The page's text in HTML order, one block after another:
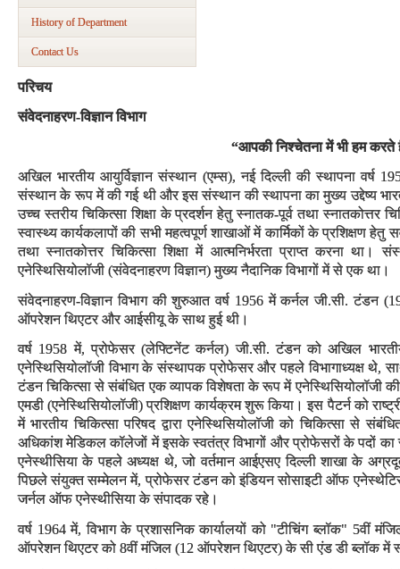
History of Department
Contact Us
परिचय
संवेदनाहरण-विज्ञान विभाग
“आपकी निश्चेतना में भी हम
अखिल भारतीय आयुर्विज्ञान संस्थान (एम्स), नई दिल्ली की स्थापना वर्ष
संस्थान के रूप में की गई थी और इस संस्थान की स्थापना का मुख्य उद्देष्य
उच्च स्तरीय चिकित्सा शिक्षा के प्रदर्शन हेतु स्नातक-पूर्व तथा स्नातकोत्तर
स्वास्थ्य कार्यकलापों की सभी महत्वपूर्ण शाखाओं में कार्मिकों के प्रशिक्षण हेतु
तथा स्नातकोत्तर चिकित्सा शिक्षा में आत्मनिर्भरता प्राप्त करना
एनेस्थिसियोलॉजी (संवेदनाहरण विज्ञान) मुख्य नैदानिक विभागों में से एक था।
संवेदनाहरण-विज्ञान विभाग की शुरुआत वर्ष 1956 में कर्नल जी.सी. टंडन
ऑपरेशन थिएटर और आईसीयू के साथ हुई थी।
वर्ष 1958 में, प्रोफेसर (लेफ्टिनेंट कर्नल) जी.सी. टंडन को अखिल
एनेस्थिसियोलॉजी विभाग के संस्थापक प्रोफेसर और पहले विभागाध्यक्ष थे,
टंडन चिकित्सा से संबंधित एक व्यापक विशेषता के रूप में एनेस्थिसियोलॉजी की
एमडी (एनेस्थिसियोलॉजी) प्रशिक्षण कार्यक्रम शुरू किया। इस पैटर्न को
में भारतीय चिकित्सा परिषद द्वारा एनेस्थिसियोलॉजी को चिकित्सा से
अधिकांश मेडिकल कॉलेजों में इसके स्वतंत्र विभागों और प्रोफेसरों के पदों
एनेस्थीसिया के पहले अध्यक्ष थे, जो वर्तमान आईएसए दिल्ली शाखा के
पिछले संयुक्त सम्मेलन में, प्रोफेसर टंडन को इंडियन सोसाइटी ऑफ
जर्नल ऑफ एनेस्थीसिया के संपादक रहे।
वर्ष 1964 में, विभाग के प्रशासनिक कार्यालयों को "टीचिंग ब्लॉक" 5वीं
ऑपरेशन थिएटर को 8वीं मंजिल (12 ऑपरेशन थिएटर) के सी एंड डी ब्लॉक में